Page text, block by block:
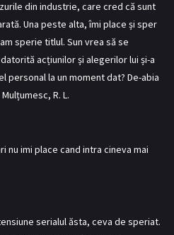
din industrie, care cred că sunt
Una peste alta, îmi place și sper
sperie titlul. Sun vrea să se
acțiunilor și alegerilor lui și-a
personal la un moment dat? De-abia
R. L.
nu imi place cand intra cineva mai
serialul ăsta, ceva de speriat.